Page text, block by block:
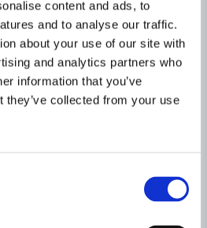
content and ads, to
and to analyse our traffic.
about your use of our site with
and analytics partners who
information that you’ve
they’ve collected from your use
produkten...